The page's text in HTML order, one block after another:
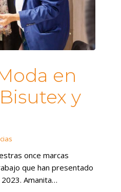
en
y
once marcas
que han presentado
Amanita…